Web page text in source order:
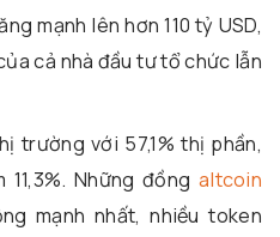
mạnh lên hơn 110 tỷ USD,
cả nhà đầu tư tổ chức lẫn
trường với 57,1% thị phần,
11,3%. Những đồng altcoin
mạnh nhất, nhiều token